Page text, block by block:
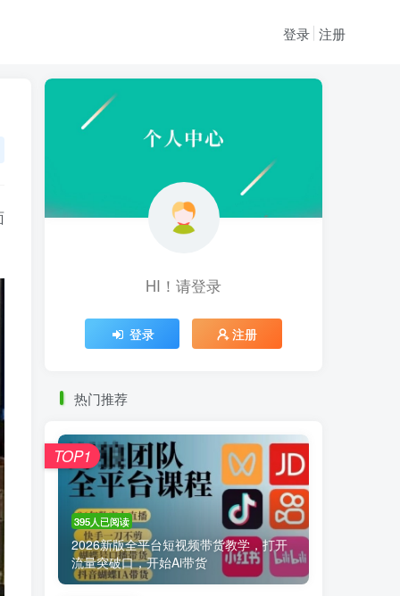
登录 注册
HI！请登录
登录 注册
热门推荐
395人已阅读
2026新版全平台短视频带货教学，打开
流量突破口，开始Ai带货
TOP1
HI！请登录
登录 注册
热门推荐
395人已阅读
2026新版全平台短视频带货教学，打开
流量突破口，开始Ai带货
TOP1